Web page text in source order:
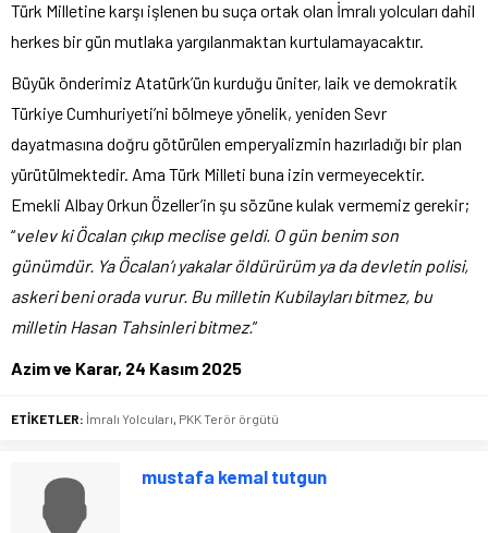
Türk Milletine karşı işlenen bu suça ortak olan İmralı yolcuları dahil
herkes bir gün mutlaka yargılanmaktan kurtulamayacaktır.
Büyük önderimiz Atatürk’ün kurduğu üniter, laik ve demokratik
Türkiye Cumhuriyeti’ni bölmeye yönelik, yeniden Sevr
dayatmasına doğru götürülen emperyalizmin hazırladığı bir plan
yürütülmektedir. Ama Türk Milleti buna izin vermeyecektir.
Emekli Albay Orkun Özeller’in şu sözüne kulak vermemiz gerekir;
“velev ki Öcalan çıkıp meclise geldi. O gün benim son
günümdür. Ya Öcalan’ı yakalar öldürürüm ya da devletin polisi,
askeri beni orada vurur. Bu milletin Kubilayları bitmez, bu
milletin Hasan Tahsinleri bitmez.”
Azim ve Karar, 24 Kasım 2025
ETİKETLER: İmralı Yolcuları PKK Terör örgütü
mustafa kemal tutgun